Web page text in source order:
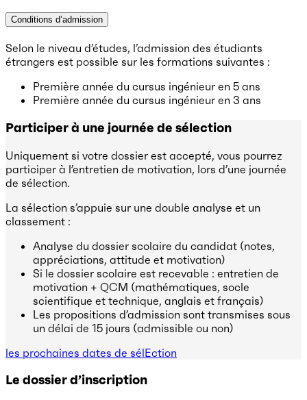
Conditions d’admission
Selon le niveau d’études, l’admission des étudiants
étrangers est possible sur les formations suivantes :
Première année du cursus ingénieur en 5 ans
Première année du cursus ingénieur en 3 ans
Participer à une journée de sélection
Uniquement si votre dossier est accepté, vous pourrez
participer à l’entretien de motivation, lors d’une journée
de sélection.
La sélection s’appuie sur une double analyse et un
classement :
Analyse du dossier scolaire du candidat (notes,
appréciations, attitude et motivation)
Si le dossier scolaire est recevable : entretien de
motivation + QCM (mathématiques, socle
scientifique et technique, anglais et français)
Les propositions d’admission sont transmises sous
un délai de 15 jours (admissible ou non)
les prochaines dates de sélEction
Le dossier d’inscription